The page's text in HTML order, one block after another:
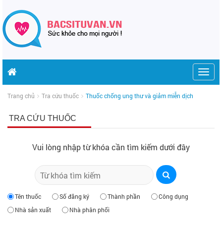
Trang chủ Tra cứu thuốc Thuốc chống ung thư và giảm miễn dịch
TRA CỨU THUỐC
Vui lòng nhập từ khóa cần tìm kiếm dưới đây
Tên thuốc Số đăng ký Thành phần
Công dụng
Nhà sản xuất
Nhà phân phối